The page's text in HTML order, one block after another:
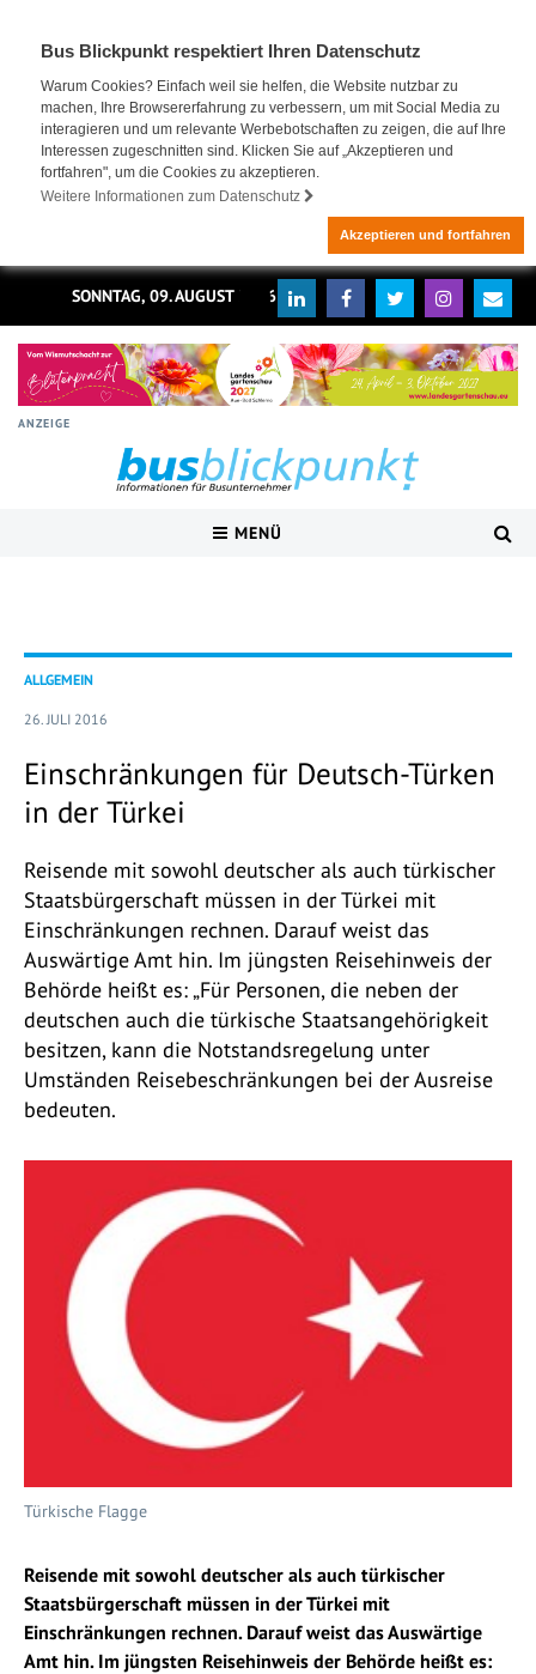
Bus Blickpunkt respektiert Ihren Datenschutz
Warum Cookies? Einfach weil sie helfen, die Website nutzbar zu
machen, Ihre Browsererfahrung zu verbessern, um mit Social Media zu
interagieren und um relevante Werbebotschaften zu zeigen, die auf Ihre
Interessen zugeschnitten sind. Klicken Sie auf „Akzeptieren und
fortfahren", um die Cookies zu akzeptieren.
Weitere Informationen zum Datenschutz
Akzeptieren und fortfahren
SONNTAG, 09. AUGUST 2026
ANZEIGE
MENÜ
ALLGEMEIN
26. JULI 2016
Einschränkungen für Deutsch-Türken
in der Türkei
Reisende mit sowohl deutscher als auch türkischer
Staatsbürgerschaft müssen in der Türkei mit
Einschränkungen rechnen. Darauf weist das
Auswärtige Amt hin. Im jüngsten Reisehinweis der
Behörde heißt es: „Für Personen, die neben der
deutschen auch die türkische Staatsangehörigkeit
besitzen, kann die Notstandsregelung unter
Umständen Reisebeschränkungen bei der Ausreise
bedeuten.
Türkische Flagge
Reisende mit sowohl deutscher als auch türkischer
Staatsbürgerschaft müssen in der Türkei mit
Einschränkungen rechnen. Darauf weist das Auswärtige
Amt hin. Im jüngsten Reisehinweis der Behörde heißt es: